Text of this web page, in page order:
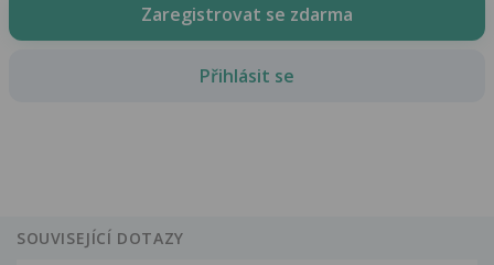
Zaregistrovat se zdarma
Přihlásit se
SOUVISEJÍCÍ DOTAZY